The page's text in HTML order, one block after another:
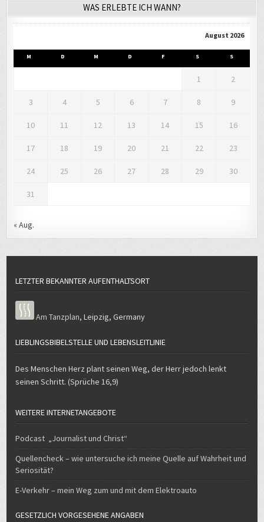
1 2
8 9
10 11 12 13 14 15 16
17 18 19 20 21 22 23
24 25 26 27 28 29 30
31
« Aug.
LETZTER BEKANNTER AUFENTHALTSORT
Am Tanzplan,Leipzig,Germany
LIEBLINGSBIBELSTELLE UND LEBENSLEITLINIE
Des Menschen Herz plant seinen Weg, der Herr jedoch lenkt
seinen Schritt. (Sprüche 16,9)
WEITERE INTERNETANGEBOTE
Podcast „Journalist und Christ“
Seriosität?
E-Verkehr – mein Weg zum und mit dem Elektroauto
GESETZLICH VORGESEHENE ANGABEN
Hier finden Sie alle gesetzlich vorgeschriebenen Angeben.